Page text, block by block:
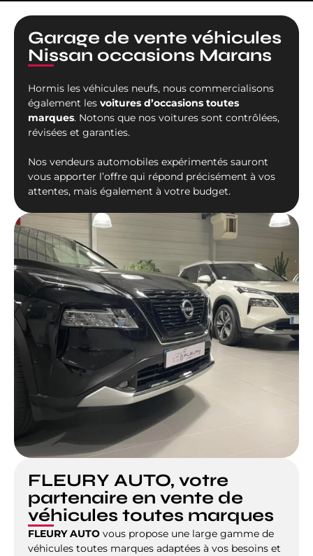
Garage de vente véhicules
Nissan occasions Marans
Hormis les véhicules neufs, nous commercialisons
également les voitures d’occasions toutes
marques. Notons que nos voitures sont contrôlées,
révisées et garanties.
Nos vendeurs automobiles expérimentés sauront
vous apporter l’offre qui répond précisément à vos
attentes, mais également à votre budget.
FLEURY AUTO, votre
partenaire en vente de
véhicules toutes marques
FLEURY AUTO vous propose une large gamme de
véhicules toutes marques adaptées à vos besoins et